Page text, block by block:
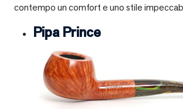
contempo un comfort e uno stile
Pipa Prince